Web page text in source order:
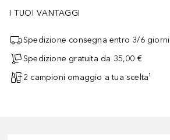
I TUOI VANTAGGI
Spedizione consegna entro 3/6 giorni
Spedizione gratuita da 35,00 €
2 campioni omaggio a tua scelta¹